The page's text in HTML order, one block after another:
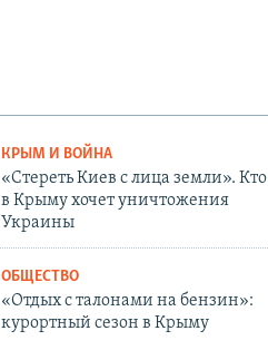
КРЫМ И ВОЙНА
«Стереть Киев с лица земли». Кто
в Крыму хочет уничтожения
Украины
ОБЩЕСТВО
«Отдых с талонами на бензин»:
курортный сезон в Крыму